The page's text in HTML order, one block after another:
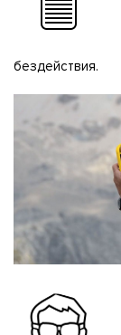
бездействия.